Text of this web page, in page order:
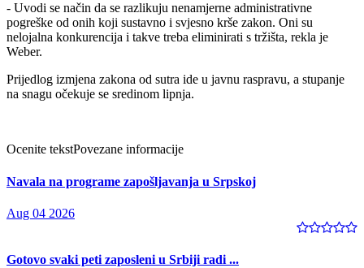
- Uvodi se način da se razlikuju nenamjerne administrativne
pogreške od onih koji sustavno i svjesno krše zakon. Oni su
nelojalna konkurencija i takve treba eliminirati s tržišta, rekla je
Weber.
Prijedlog izmjena zakona od sutra ide u javnu raspravu, a stupanje
na snagu očekuje se sredinom lipnja.
Ocenite tekstPovezane informacije
Navala na programe zapošljavanja u Srpskoj
Aug 04 2026
Gotovo svaki peti zaposleni u Srbiji radi ...